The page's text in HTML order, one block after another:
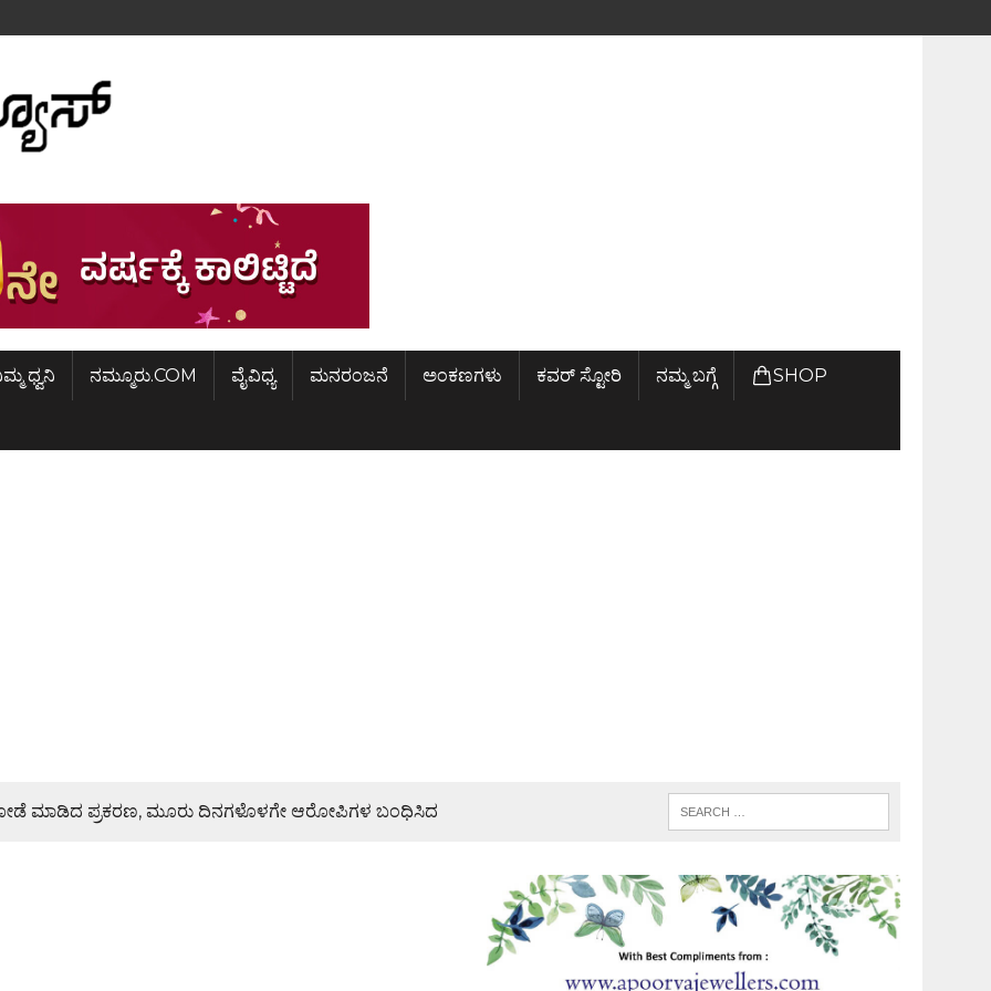
ಧ್ವನಿ ನಮ್ಮೂರು.COM ವೈವಿಧ್ಯ ಮನರಂಜನೆ ಅಂಕಣಗಳು ಕವರ್ ಸ್ಟೋರಿ ನಮ್ಮ ಬಗ್ಗೆ SHOP
ಮಾಡಿದ ಪ್ರಕರಣ, ಮೂರು ದಿನಗಳೊಳಗೇ ಆರೋಪಿಗಳ ಬಂಧಿಸಿದ
ನಾಯ್ಕ್ ಸಾಂತ್ವನ